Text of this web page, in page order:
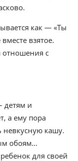
как — «Ты
взятое.
отношения с
детям и
а ему пора
невкусную кашу.
обоям…
для своей